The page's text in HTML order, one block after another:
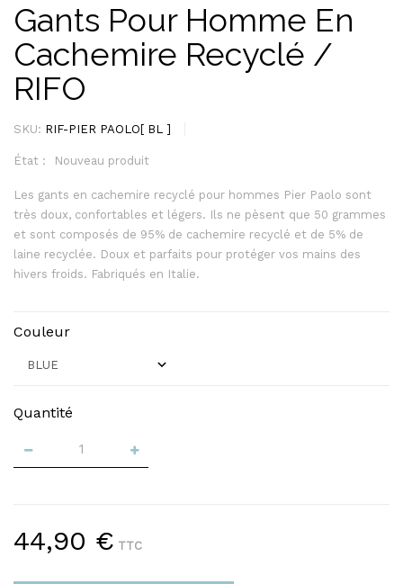
Gants Pour Homme En
Cachemire Recyclé /
RIFO
SKU: RIF-PIER PAOLO[ BL ]
État : Nouveau produit
Les gants en cachemire recyclé pour hommes Pier Paolo sont
très doux, confortables et légers. Ils ne pèsent que 50 grammes
et sont composés de 95% de cachemire recyclé et de 5% de
laine recyclée. Doux et parfaits pour protéger vos mains des
hivers froids. Fabriqués en Italie.
Couleur
Quantité
44,90 € TTC